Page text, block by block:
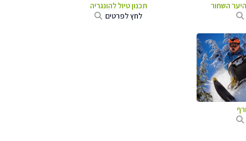
היער השחור
תכנון טיול להונגריה
לחץ לפרטים